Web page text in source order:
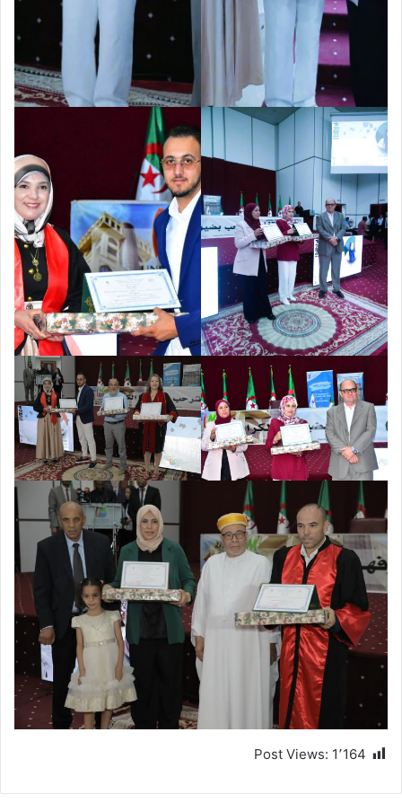
Post Views: 1٬164